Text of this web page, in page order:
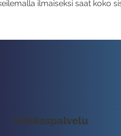
ilmaiseksi saat koko
Asiakaspalvelu